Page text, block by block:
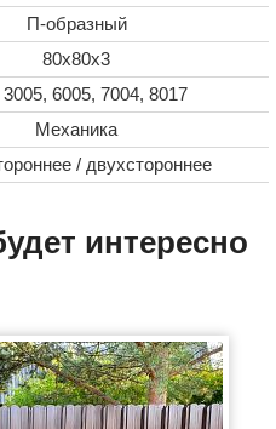
П-образный
80х80х3
3005, 6005, 7004, 8017
Механика
/ двухстороннее
интересно